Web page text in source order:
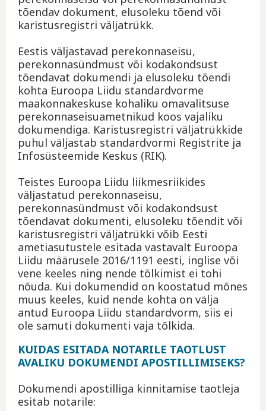
tõendav dokument, elusoleku tõend või
karistusregistri väljatrükk.
Eestis väljastavad perekonnaseisu,
perekonnasündmust või kodakondsust
tõendavat dokumendi ja elusoleku tõendi
kohta Euroopa Liidu standardvorme
maakonnakeskuse kohaliku omavalitsuse
perekonnaseisuametnikud koos vajaliku
dokumendiga. Karistusregistri väljatrükkide
puhul väljastab standardvormi Registrite ja
Infosüsteemide Keskus (RIK).
Teistes Euroopa Liidu liikmesriikides
väljastatud perekonnaseisu,
perekonnasündmust või kodakondsust
tõendavat dokumenti, elusoleku tõendit või
karistusregistri väljatrükki võib Eesti
ametiasutustele esitada vastavalt Euroopa
Liidu määrusele 2016/1191 eesti, inglise või
vene keeles ning nende tõlkimist ei tohi
nõuda. Kui dokumendid on koostatud mõnes
muus keeles, kuid nende kohta on välja
antud Euroopa Liidu standardvorm, siis ei
ole samuti dokumenti vaja tõlkida.
KUIDAS ESITADA NOTARILE TAOTLUST
AVALIKU DOKUMENDI APOSTILLIMISEKS?
Dokumendi apostilliga kinnitamise taotleja
esitab notarile: